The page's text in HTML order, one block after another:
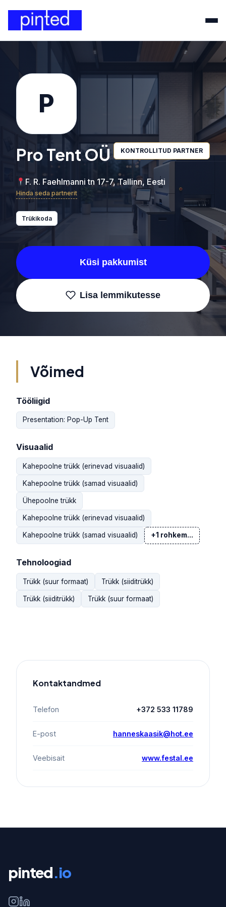
P
Pro Tent OÜ KONTROLLITUD PARTNER
F. R. Faehlmanni tn 17-7, Tallinn, Eesti
Hinda seda partnerit
Trükikoda
Küsi pakkumist
Lisa lemmikutesse
Võimed
Tööliigid
Presentation: Pop-Up Tent
Visuaalid
Kahepoolne trükk (erinevad visuaalid)
Kahepoolne trükk (samad visuaalid)
Ühepoolne trükk
Kahepoolne trükk (erinevad visuaalid)
Kahepoolne trükk (samad visuaalid) +1 rohkem...
Tehnoloogiad
Trükk (suur formaat) Trükk (siiditrükk)
Trükk (siiditrükk) Trükk (suur formaat)
Kontaktandmed
Telefon +372 533 11789
E-post hanneskaasik@hot.ee
Veebisait www.festal.ee
pinted.io